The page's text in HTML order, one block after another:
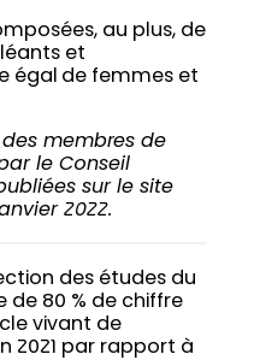
au plus, de
et
égal de femmes et
des membres de
le Conseil
sur le site
2022.
des études du
de 80 % de chiffre
vivant de
2021 par rapport à